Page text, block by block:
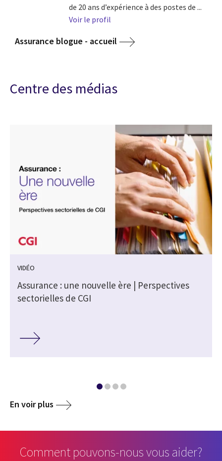
de 20 ans d’expérience à des postes de ...
Voir le profil
Assurance blogue - accueil
Centre des médias
VIDÉO
Assurance : une nouvelle ère | Perspectives
sectorielles de CGI
En voir plus
Comment pouvons-nous vous aider?